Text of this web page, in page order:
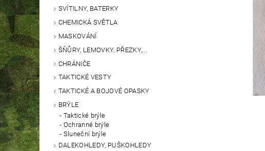
SVÍTILNY, BATERKY
CHEMICKÁ SVĚTLA
MASKOVÁNÍ
ŠŇŮRY, LEMOVKY, PŘEZKY,...
CHRÁNIČE
TAKTICKÉ VESTY
TAKTICKÉ A BOJOVÉ OPASKY
BRÝLE
Taktické brýle
Ochranné brýle
Sluneční brýle
DALEKOHLEDY, PUŠKOHLEDY